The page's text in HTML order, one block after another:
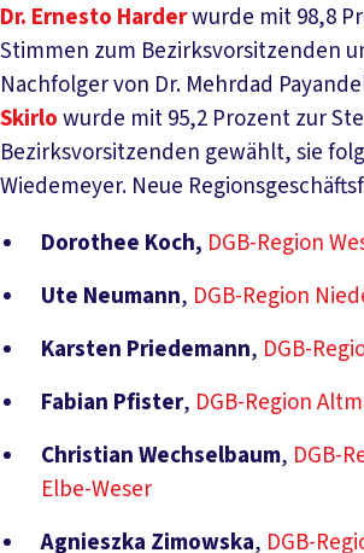
Dr. Ernesto Harderwurde mit 98,8
Stimmen zum Bezirksvorsitzenden
Nachfolger von Dr. Mehrdad
Skirlowurde mit 95,2 Prozent zur
Bezirksvorsitzenden gewählt, sie
Wiedemeyer. Neue
Dorothee Koch, DGB-Region
Ute Neumann, DGB-Region
Karsten Priedemann, DGB-
Fabian Pfister, DGB-Region
Christian Wechselbaum, DGB-
Elbe-Weser
Agnieszka Zimowska, DGB-